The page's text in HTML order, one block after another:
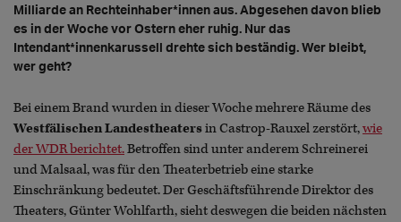
Milliarde an Rechteinhaber*innen aus. Abgesehen davon blieb
es in der Woche vor Ostern eher ruhig. Nur das
Intendant*innenkarussell drehte sich beständig. Wer bleibt,
wer geht?
Bei einem Brand wurden in dieser Woche mehrere Räume des
Westfälischen Landestheatersin Castrop-Rauxel zerstört,wie
der WDR berichtet.Betroffen sind unter anderem Schreinerei
und Malsaal, was für den Theaterbetrieb eine starke
Einschränkung bedeutet. Der Geschäftsführende Direktor des
Theaters, Günter Wohlfarth, sieht deswegen die beiden nächsten